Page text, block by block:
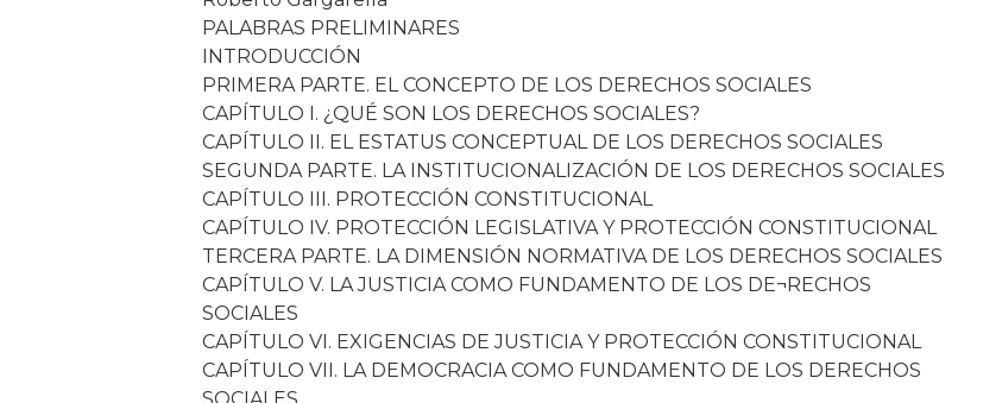
PALABRAS PRELIMINARES
INTRODUCCIÓN
PRIMERA PARTE. EL CONCEPTO DE LOS DERECHOS SOCIALES
CAPÍTULO I. ¿QUÉ SON LOS DERECHOS SOCIALES?
CAPÍTULO II. EL ESTATUS CONCEPTUAL DE LOS DERECHOS SOCIALES
SEGUNDA PARTE. LA INSTITUCIONALIZACIÓN DE LOS DERECHOS SOCIALES
CAPÍTULO III. PROTECCIÓN CONSTITUCIONAL
CAPÍTULO IV. PROTECCIÓN LEGISLATIVA Y PROTECCIÓN CONSTITUCIONAL
TERCERA PARTE. LA DIMENSIÓN NORMATIVA DE LOS DERECHOS SOCIALES
CAPÍTULO V. LA JUSTICIA COMO FUNDAMENTO DE LOS DE¬RECHOS
SOCIALES
CAPÍTULO VI. EXIGENCIAS DE JUSTICIA Y PROTECCIÓN CONSTITUCIONAL
CAPÍTULO VII. LA DEMOCRACIA COMO FUNDAMENTO DE LOS DERECHOS